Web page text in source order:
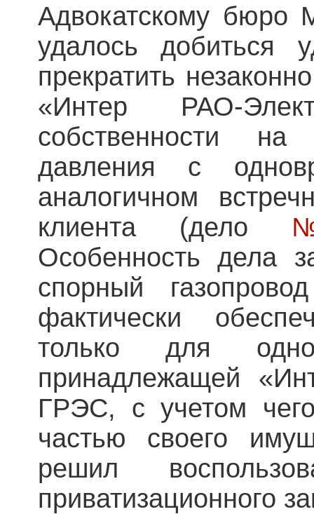
Адвокатскому бюро
удалось добиться
прекратить
«Интер РАО-
собственности на
давления с
аналогичном
клиента (дело
Особенность дела
спорный
фактически
только для
принадлежащей
ГРЭС, с учетом
частью своего
решил
приватизационного